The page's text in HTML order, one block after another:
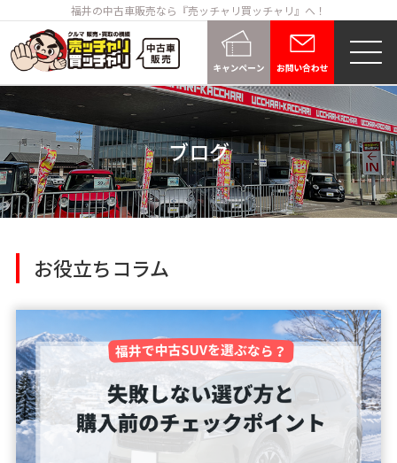
福井の中古車販売なら『売ッチャリ買ッチャリ』へ！
ブログ
お役立ちコラム